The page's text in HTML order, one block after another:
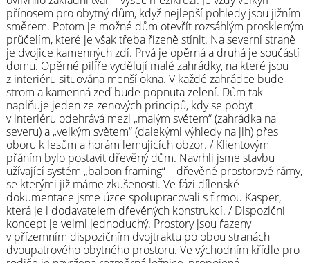
přínosem pro obytný dům, když nejlepší pohledy jsou jižním
směrem. Potom je možné dům otevřít rozsáhlým proskleným
průčelím, které je však třeba řízeně stínit. Na severní straně
je dvojice kamenných zdí. Prvá je opěrná a druhá je součástí
domu. Opěrné pilíře vydělují malé zahrádky, na které jsou
z interiéru situována menší okna. V každé zahrádce bude
strom a kamenná zeď bude popnuta zelení. Dům tak
naplňuje jeden ze zenových principů, kdy se pobyt
v interiéru odehrává mezi „malým světem“ (zahrádka na
severu) a „velkým světem“ (dalekými výhledy na jih) přes
oboru k lesům a horám lemujících obzor. / Klientovým
přáním bylo postavit dřevěný dům. Navrhli jsme stavbu
užívající systém „baloon framing“ – dřevěné prostorové rámy,
se kterými již máme zkušenosti. Ve fázi dílenské
dokumentace jsme úzce spolupracovali s firmou Kasper,
která je i dodavatelem dřevěných konstrukcí. / Dispoziční
koncept je velmi jednoduchý. Prostory jsou řazeny
v přízemním dispozičním dvojtraktu po obou stranách
dvoupatrového obytného prostoru. Ve východním křídle pro